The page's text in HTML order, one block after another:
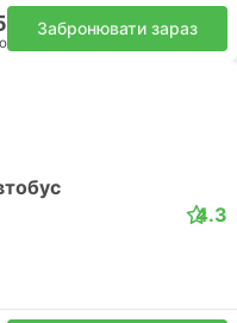
Забронювати зараз
4.3